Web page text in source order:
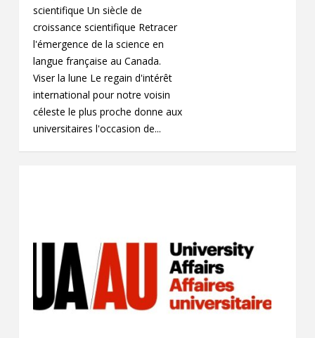
scientifique Un siècle de
croissance scientifique Retracer
l'émergence de la science en
langue française au Canada.
Viser la lune Le regain d'intérêt
international pour notre voisin
céleste le plus proche donne aux
universitaires l'occasion de...